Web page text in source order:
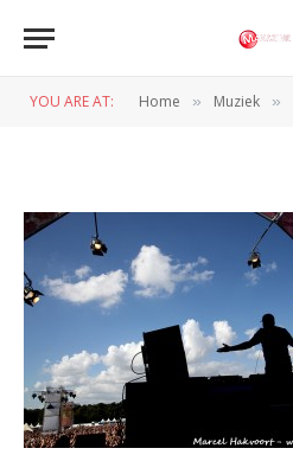
YOU ARE AT: Home » Muziek »